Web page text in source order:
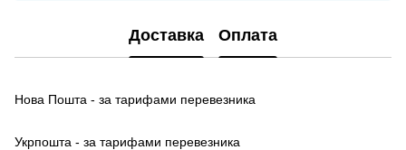
Доставка Оплата
Нова Пошта - за тарифами перевезника
Укрпошта - за тарифами перевезника